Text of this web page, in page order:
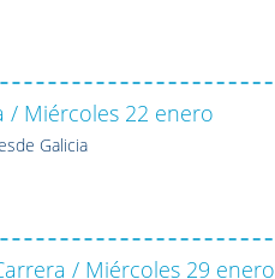
/ Miércoles 22 enero
Galicia
/ Miércoles 29 enero